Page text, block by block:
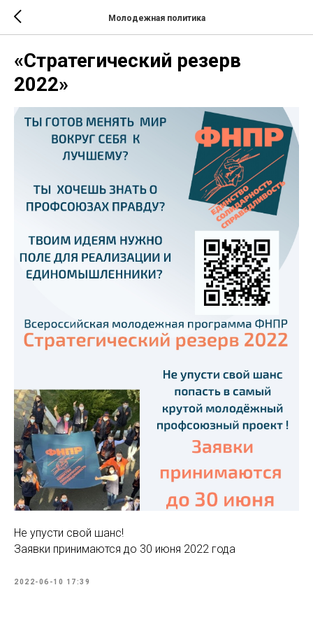
Молодежная политика
«Стратегический резерв
2022»
Не упусти свой шанс!
Заявки принимаются до 30 июня 2022 года
2022-06-10 17:39